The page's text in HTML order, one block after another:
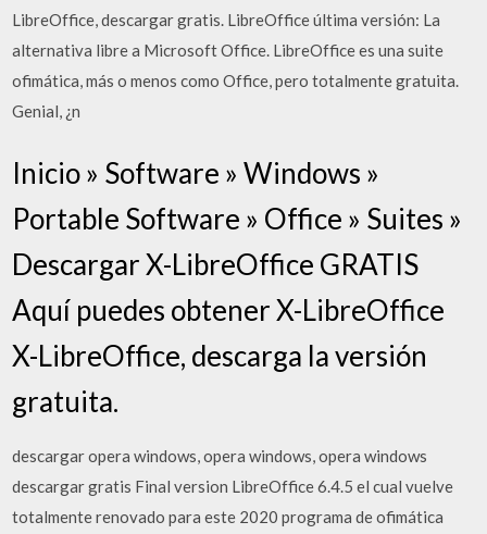
LibreOffice, descargar gratis. LibreOffice última versión: La
alternativa libre a Microsoft Office. LibreOffice es una suite
ofimática, más o menos como Office, pero totalmente gratuita.
Genial, ¿n
Inicio » Software » Windows »
Portable Software » Office » Suites »
Descargar X-LibreOffice GRATIS
Aquí puedes obtener X-LibreOffice
X-LibreOffice, descarga la versión
gratuita.
descargar opera windows, opera windows, opera windows
descargar gratis Final version LibreOffice 6.4.5 el cual vuelve
totalmente renovado para este 2020 programa de ofimática